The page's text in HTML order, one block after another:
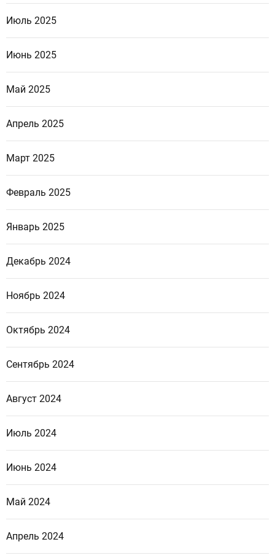
Июль 2025
Июнь 2025
Май 2025
Апрель 2025
Март 2025
Февраль 2025
Январь 2025
Декабрь 2024
Ноябрь 2024
Октябрь 2024
Сентябрь 2024
Август 2024
Июль 2024
Июнь 2024
Май 2024
Апрель 2024